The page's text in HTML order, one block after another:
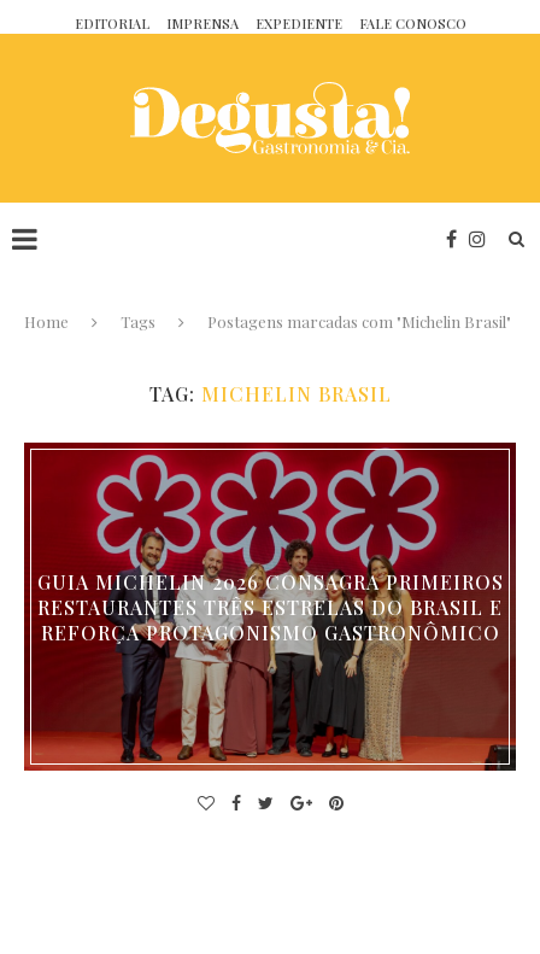
EDITORIAL IMPRENSA EXPEDIENTE FALE CONOSCO
Home Tags Postagens marcadas com "Michelin Brasil"
TAG: MICHELIN BRASIL
GUIA MICHELIN 2026 CONSAGRA PRIMEIROS
RESTAURANTES TRÊS ESTRELAS DO BRASIL E
REFORÇA PROTAGONISMO GASTRONÔMICO